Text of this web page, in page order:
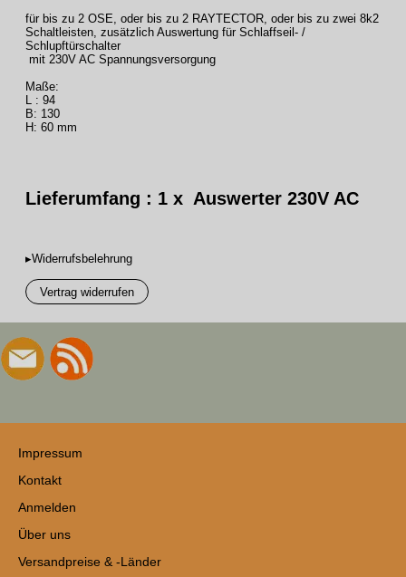
für bis zu 2 OSE, oder bis zu 2 RAYTECTOR, oder bis zu zwei 8k2
Schaltleisten, zusätzlich Auswertung für Schlaffseil- /
Schlupftürschalter
mit 230V AC Spannungsversorgung
Maße:
L : 94
B: 130
H: 60 mm
Lieferumfang : 1 x Auswerter 230V AC
▸Widerrufsbelehrung
Vertrag widerrufen
Impressum
Kontakt
Anmelden
Über uns
Versandpreise & -Länder